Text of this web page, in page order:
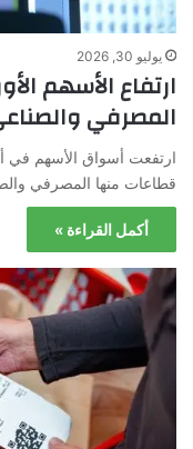
يوليو 30, 2026
ارتفاع الأسهم
المصرفي
ارتفعت أسواق الأسهم في
قطاعات منها المصرفي
أكمل القراءة »